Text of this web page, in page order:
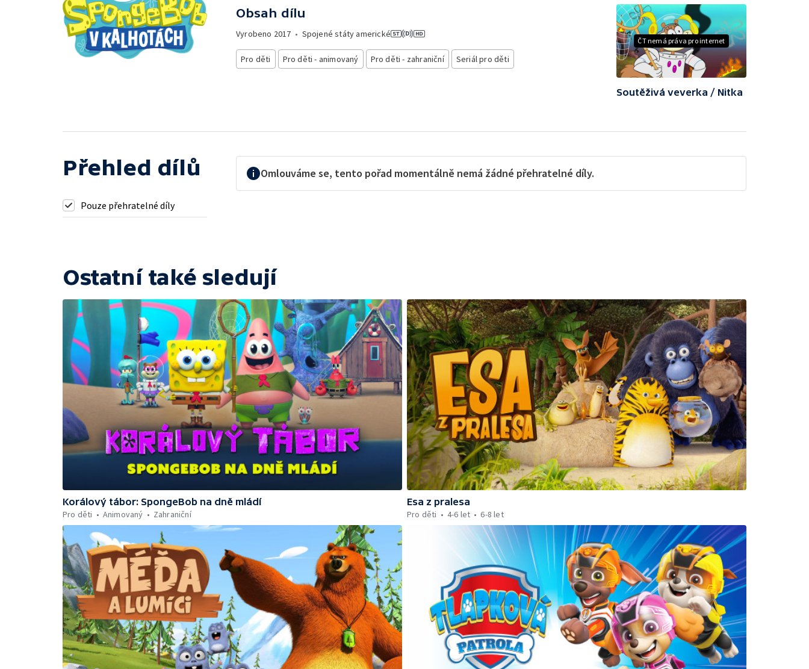
Obsah dílu
Vyrobeno 2017 • Spojené státy americké
Pro děti Pro děti - animovaný Pro děti - zahraniční Seriál pro děti
ČT nemá práva pro internet
Soutěživá veverka / Nitka
Přehled dílů
Pouze přehratelné díly
Omlouváme se, tento pořad momentálně nemá žádné přehratelné díly.
Ostatní také sledují
Korálový tábor: SpongeBob na dně mládí
Pro děti
Animovaný Zahraniční
Esa z pralesa
Pro děti
4-6 let 6-8 let